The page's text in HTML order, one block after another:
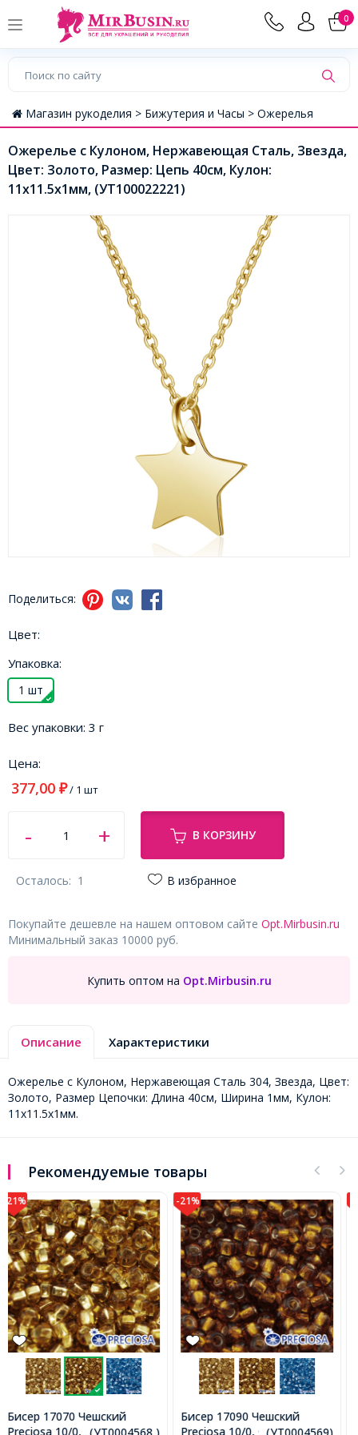
0
Магазин рукоделия > Бижутерия и Часы > Ожерелья
Ожерелье с Кулоном, Нержавеющая Сталь, Звезда,
Цвет: Золото, Размер: Цепь 40см, Кулон:
11x11.5x1мм, (УТ100022221)
Поделиться:
Цвет:
Упаковка:
1 шт
Вес упаковки: 3 г
Цена:
377,00 ₽/ 1 шт
В КОРЗИНУ
Осталось: 1 В избранное
Покупайте дешевле на нашем оптовом сайте Opt.Mirbusin.ru
Минимальный заказ 10000 руб.
Купить оптом на Opt.Mirbusin.ru
Описание Характеристики
Ожерелье с Кулоном, Нержавеющая Сталь 304, Звезда, Цвет:
Золото, Размер Цепочки: Длина 40см, Ширина 1мм, Кулон:
11x11.5x1мм.
Рекомендуемые товары
-21%
Бисер 17090 Чешский
Preciosa 10/0, Фасовка 5г,
-28%
Бусины Акриловые
Кристалл Биконус